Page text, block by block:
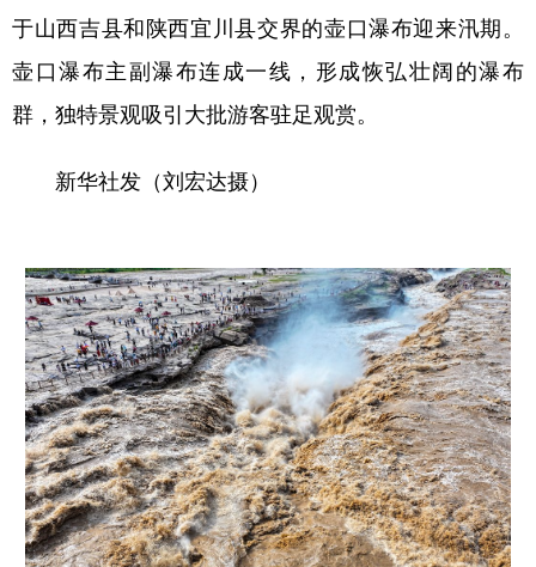
地方频道
北京 天津 河北 山西
浙江 安徽
广东 广西 海南 重庆
四川 贵州 云南 西藏
陕西 甘肃 青海 宁夏
新疆 内蒙古 黑龙江
多语种频道
于山西吉县和陕西宜川县交界的壶口瀑布迎来汛期。
壶口瀑布主副瀑布连成一线，形成恢弘壮阔的瀑布
群，独特景观吸引大批游客驻足观赏。
新华社发（刘宏达摄）